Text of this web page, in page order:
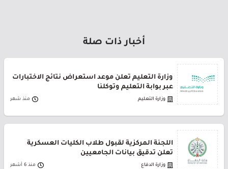
أخبار ذات صلة
وزارة التعليم تعلن موعد استعراض نتائج الاختبارات
عبر بوابة التعليم وتوكلنا
وزارة التعليم منذ شهر
اللجنة المركزية لقبول طلاب الكليات العسكرية
تعلن تدقيق بيانات الجامعيين
وزارة الدفاع منذ 6 أشهر